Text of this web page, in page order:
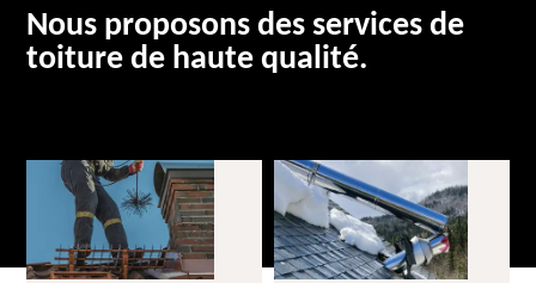
Nous proposons des services de
toiture de haute qualité.